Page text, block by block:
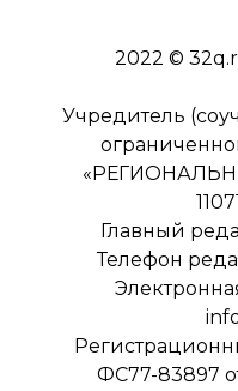
2022 ©
Учредитель
Главный
Телефон
ФС77-83897